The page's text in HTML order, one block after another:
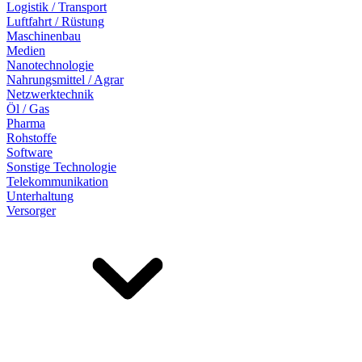
Logistik / Transport
Luftfahrt / Rüstung
Maschinenbau
Medien
Nanotechnologie
Nahrungsmittel / Agrar
Netzwerktechnik
Öl / Gas
Pharma
Rohstoffe
Software
Sonstige Technologie
Telekommunikation
Unterhaltung
Versorger